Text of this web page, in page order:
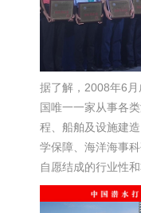
据了解，2008年6
国唯一一家从事各
程、船舶及设施建
学保障、海洋海事
自愿结成的行业性